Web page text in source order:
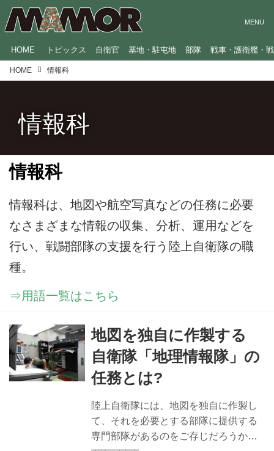
HOME トピックス 自衛官 基地・駐屯地 部隊 戦車・護衛艦・
HOME 情報科
情報科
情報科
情報科は、地図や航空写真などの任務に必要
なさまざまな情報の収集、分析、運用などを
行い、戦闘部隊の支援を行う陸上自衛隊の職
種。
⇒用語一覧はこちら
地図を独自に作製する
自衛隊「地理情報隊」の
任務とは?
陸上自衛隊には、地図を独自に作製し
て、それを必要とする部隊に提供する
専門部隊があるのをご存じだろうか？